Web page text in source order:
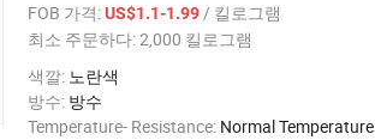
FOB 가격:US$1.1-1.99/ 킬로그램
최소 주문하다:2,000 킬로그램
색깔: 노란색
방수: 방수
Temperature- Resistance: Normal Temperature